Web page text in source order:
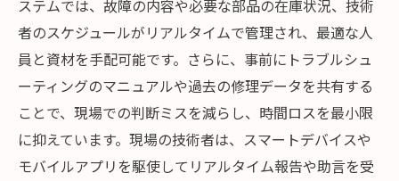
ステムでは、故障の内容や必要な部品の在庫状況、技術
者のスケジュールがリアルタイムで管理され、最適な人
員と資材を手配可能です。さらに、事前にトラブルシュ
ーティングのマニュアルや過去の修理データを共有する
ことで、現場での判断ミスを減らし、時間ロスを最小限
に抑えています。現場の技術者は、スマートデバイスや
モバイルアプリを駆使してリアルタイム報告や助言を受